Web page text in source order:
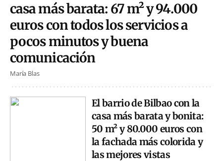
casa más barata: 67 m² y 94.000
euros con todos los servicios a
pocos minutos y buena
comunicación
María Blas
El barrio de Bilbao con la
casa más barata y bonita:
50 m² y 80.000 euros con
la fachada más colorida y
las mejores vistas